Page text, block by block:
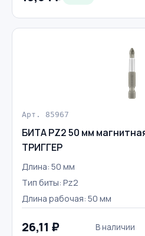
Арт. 85967
БИТА PZ2 50 мм
ТРИГГЕР
Длина: 50 мм
Тип биты: Pz2
Длина рабочая: 50 мм
26,11 ₽ В наличии